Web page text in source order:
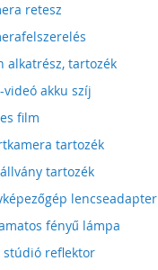
retesz
alkatrész, tartozék
videó akku szíj
film
tartozék
tartozék
lencseadapter
fényű lámpa
stúdió reflektor